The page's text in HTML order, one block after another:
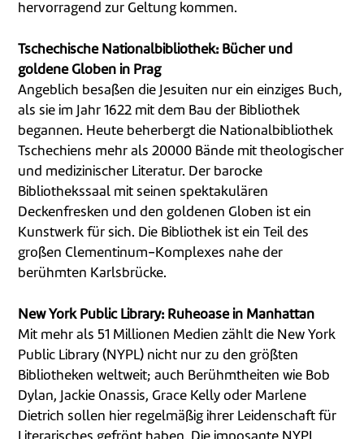
hervorragend zur Geltung kommen.
Tschechische Nationalbibliothek: Bücher und
goldene Globen in Prag
Angeblich besaßen die Jesuiten nur ein einziges Buch,
als sie im Jahr 1622 mit dem Bau der Bibliothek
begannen. Heute beherbergt die Nationalbibliothek
Tschechiens mehr als 20000 Bände mit theologischer
und medizinischer Literatur. Der barocke
Bibliothekssaal mit seinen spektakulären
Deckenfresken und den goldenen Globen ist ein
Kunstwerk für sich. Die Bibliothek ist ein Teil des
großen Clementinum-Komplexes nahe der
berühmten Karlsbrücke.
New York Public Library: Ruheoase in Manhattan
Mit mehr als 51 Millionen Medien zählt die New York
Public Library (NYPL) nicht nur zu den größten
Bibliotheken weltweit; auch Berühmtheiten wie Bob
Dylan, Jackie Onassis, Grace Kelly oder Marlene
Dietrich sollen hier regelmäßig ihrer Leidenschaft für